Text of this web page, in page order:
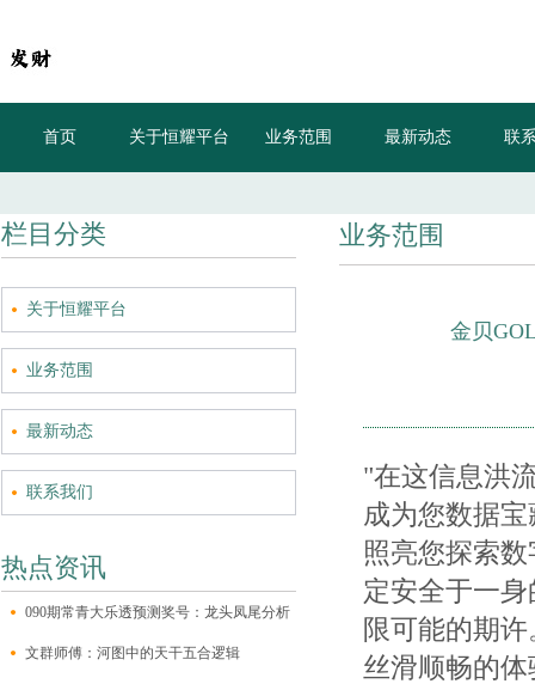
首页 关于恒耀平台 业务范围 最新动态 联
栏目分类
关于恒耀平台
业务范围
最新动态
联系我们
热点资讯
090期常青大乐透预测奖号：龙头凤尾分析
文群师傅：​河图中的天干五合逻辑
业务范围
金贝
"在这信息洪
成为您数据
照亮您探索
定安全于一
限可能的期
丝滑顺畅的体